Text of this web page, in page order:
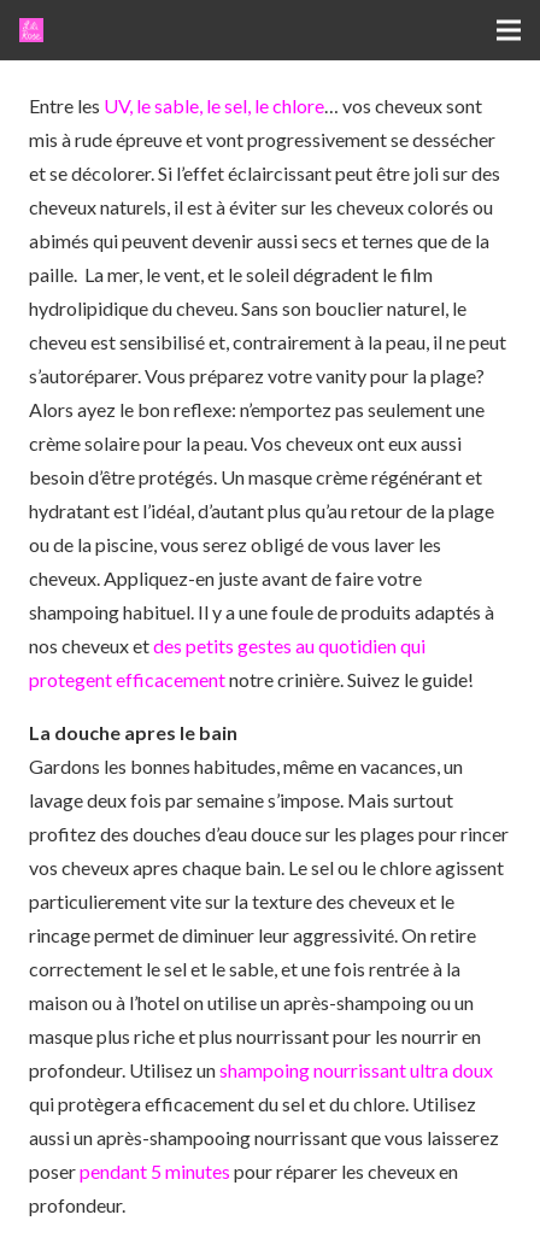
Entre les UV, le sable, le sel, le chlore… vos cheveux sont
mis à rude épreuve et vont progressivement se dessécher
et se décolorer. Si l’effet éclaircissant peut être joli sur des
cheveux naturels, il est à éviter sur les cheveux colorés ou
abimés qui peuvent devenir aussi secs et ternes que de la
paille. La mer, le vent, et le soleil dégradent le film
hydrolipidique du cheveu. Sans son bouclier naturel, le
cheveu est sensibilisé et, contrairement à la peau, il ne peut
s’autoréparer. Vous préparez votre vanity pour la plage?
Alors ayez le bon reflexe: n’emportez pas seulement une
crème solaire pour la peau. Vos cheveux ont eux aussi
besoin d’être protégés. Un masque crème régénérant et
hydratant est l’idéal, d’autant plus qu’au retour de la plage
ou de la piscine, vous serez obligé de vous laver les
cheveux. Appliquez-en juste avant de faire votre
shampoing habituel. Il y a une foule de produits adaptés à
nos cheveux etdes petits gestes au quotidien qui
protegent efficacementnotre crinière. Suivez le guide!
La douche apres le bain
Gardons les bonnes habitudes, même en vacances, un
lavage deux fois par semaine s’impose. Mais surtout
profitez des douches d’eau douce sur les plages pour rincer
vos cheveux apres chaque bain. Le sel ou le chlore agissent
particulierement vite sur la texture des cheveux et le
rincage permet de diminuer leur aggressivité. On retire
correctement le sel et le sable, et une fois rentrée à la
maison ou à l’hotel on utilise un après-shampoing ou un
masque plus riche et plus nourrissant pour les nourrir en
profondeur. Utilisez unshampoing nourrissant ultra doux
qui protègera efficacement du sel et du chlore. Utilisez
aussi un après-shampooing nourrissant que vous laisserez
poserpendant 5 minutes pour réparer les cheveux en
profondeur.